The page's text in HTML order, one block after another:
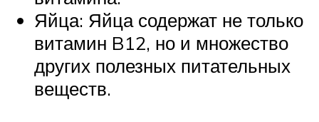
Яйца: Яйца содержат не только
витамин B12, но и множество
других полезных питательных
веществ.